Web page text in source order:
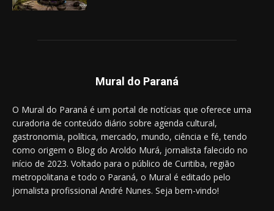
Mural do Paraná
O Mural do Paraná é um portal de notícias que oferece uma
curadoria de conteúdo diário sobre agenda cultural,
gastronomia, política, mercado, mundo, ciência e fé, tendo
como origem o Blog do Aroldo Murá, jornalista falecido no
início de 2023. Voltado para o público de Curitiba, região
metropolitana e todo o Paraná, o Mural é editado pelo
jornalista profissional André Nunes. Seja bem-vindo!